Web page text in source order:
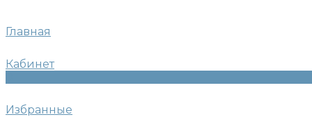
Главная
Кабинет
Избранные